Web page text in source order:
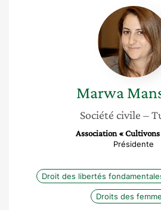
Marwa
Marwa
Société civile –
Association «
Présidente
Droit des libertés
Droits des